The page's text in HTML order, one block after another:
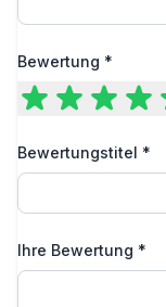
Bewertung *
Bewertungstitel *
Ihre Bewertung *